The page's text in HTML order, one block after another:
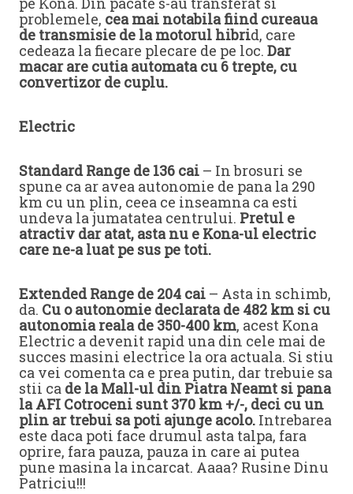
problemele, cea mai notabila fiind cureaua
de transmisie de la motorul hibrid, care
cedeaza la fiecare plecare de pe loc. Dar
macar are cutia automata cu 6 trepte, cu
convertizor de cuplu.
Electric
Standard Range de 136 cai – In brosuri se
spune ca ar avea autonomie de pana la 290
km cu un plin, ceea ce inseamna ca esti
undeva la jumatatea centrului. Pretul e
atractiv dar atat, asta nu e Kona-ul electric
care ne-a luat pe sus pe toti.
Extended Range de 204 cai – Asta in schimb,
da. Cu o autonomie declarata de 482 km si cu
autonomia reala de 350-400 km, acest Kona
Electric a devenit rapid una din cele mai de
succes masini electrice la ora actuala. Si stiu
ca vei comenta ca e prea putin, dar trebuie sa
stii ca de la Mall-ul din Piatra Neamt si pana
la AFI Cotroceni sunt 370 km +/-, deci cu un
plin ar trebui sa poti ajunge acolo. Intrebarea
este daca poti face drumul asta talpa, fara
oprire, fara pauza, pauza in care ai putea
pune masina la incarcat. Aaaa? Rusine Dinu
Patriciu!!!